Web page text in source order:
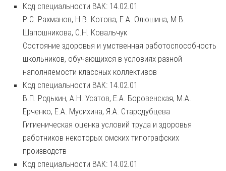
Код специальности ВАК: 14.02.01
Р.С. Рахманов, Н.В. Котова, Е.А. Олюшина, М.В.
Шапошникова, С.Н. Ковальчук
Состояние здоровья и умственная работоспособность
школьников, обучающихся в условиях разной
наполняемости классных коллективов
Код специальности ВАК: 14.02.01
В.П. Родькин, А.Н. Усатов, Е.А. Боровенская, М.А.
Ерченко, Е.А. Мусихина, Я.А. Стародубцева
Гигиеническая оценка условий труда и здоровья
работников некоторых омских типографских
производств
Код специальности ВАК: 14.02.01